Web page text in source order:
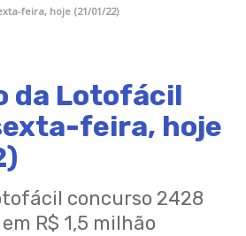
feira, hoje (21/01/22)
da Lotofácil
feira, hoje
concurso 2428
R$ 1,5 milhão